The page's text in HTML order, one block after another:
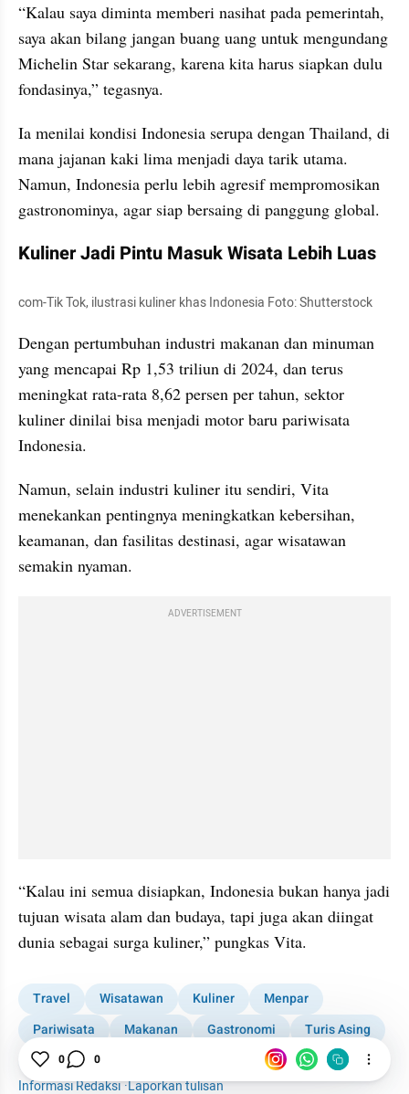
“Kalau saya diminta memberi nasihat pada pemerintah,
saya akan bilang jangan buang uang untuk mengundang
Michelin Star sekarang, karena kita harus siapkan dulu
fondasinya,” tegasnya.
Ia menilai kondisi Indonesia serupa dengan Thailand, di
mana jajanan kaki lima menjadi daya tarik utama.
Namun, Indonesia perlu lebih agresif mempromosikan
gastronominya, agar siap bersaing di panggung global.
Kuliner Jadi Pintu Masuk Wisata Lebih Luas
com-Tik Tok, ilustrasi kuliner khas Indonesia Foto: Shutterstock
Dengan pertumbuhan industri makanan dan minuman
yang mencapai Rp 1,53 triliun di 2024, dan terus
meningkat rata-rata 8,62 persen per tahun, sektor
kuliner dinilai bisa menjadi motor baru pariwisata
Indonesia.
Namun, selain industri kuliner itu sendiri, Vita
menekankan pentingnya meningkatkan kebersihan,
keamanan, dan fasilitas destinasi, agar wisatawan
semakin nyaman.
ADVERTISEMENT
“Kalau ini semua disiapkan, Indonesia bukan hanya jadi
tujuan wisata alam dan budaya, tapi juga akan diingat
dunia sebagai surga kuliner,” pungkas Vita.
Travel Wisatawan Kuliner
Menpar
Pariwisata
Makanan Gastronomi
Turis Asing
Indonesia
Informasi Redaksi·Laporkan tulisan
0 0